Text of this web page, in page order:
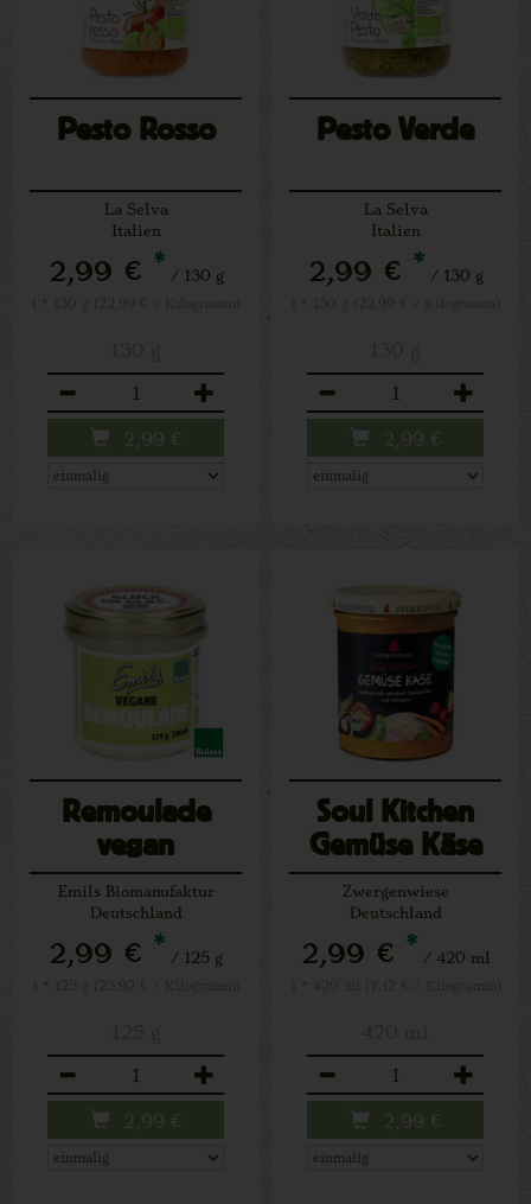
Pesto Rosso
La Selva
Italien
2,99 € * / 130 g
2,99 €
Pesto Verde
La Selva
Italien
2,99 € * / 130 g
2,99 €
Remoulade
vegan
Emils Biomanufaktur
Deutschland
2,99 € * / 125 g
2,99 €
Soul Kitchen
Gemüse Käse
Zwergenwiese
Deutschland
2,99 € * / 420 ml
2,99 €